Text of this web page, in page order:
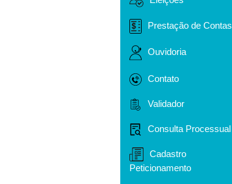
Prestação de Contas
Ouvidoria
Contato
Validador
Consulta Processual
Cadastro
Peticionamento